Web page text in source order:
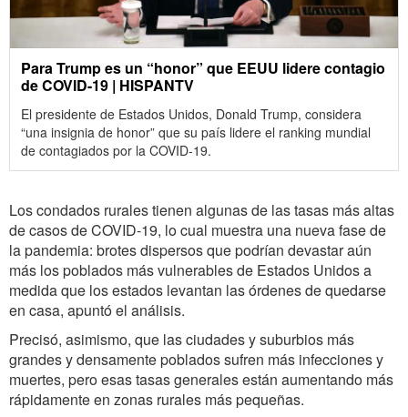
Para Trump es un “honor” que EEUU lidere contagio
de COVID-19 | HISPANTV
El presidente de Estados Unidos, Donald Trump, considera
“una insignia de honor” que su país lidere el ranking mundial
de contagiados por la COVID-19.
Los condados rurales tienen algunas de las tasas más altas
de casos de COVID-19, lo cual muestra una nueva fase de
la pandemia: brotes dispersos que podrían devastar aún
más los poblados más vulnerables de Estados Unidos a
medida que los estados levantan las órdenes de quedarse
en casa, apuntó el análisis.
Precisó, asimismo, que las ciudades y suburbios más
grandes y densamente poblados sufren más infecciones y
muertes, pero esas tasas generales están aumentando más
rápidamente en zonas rurales más pequeñas.